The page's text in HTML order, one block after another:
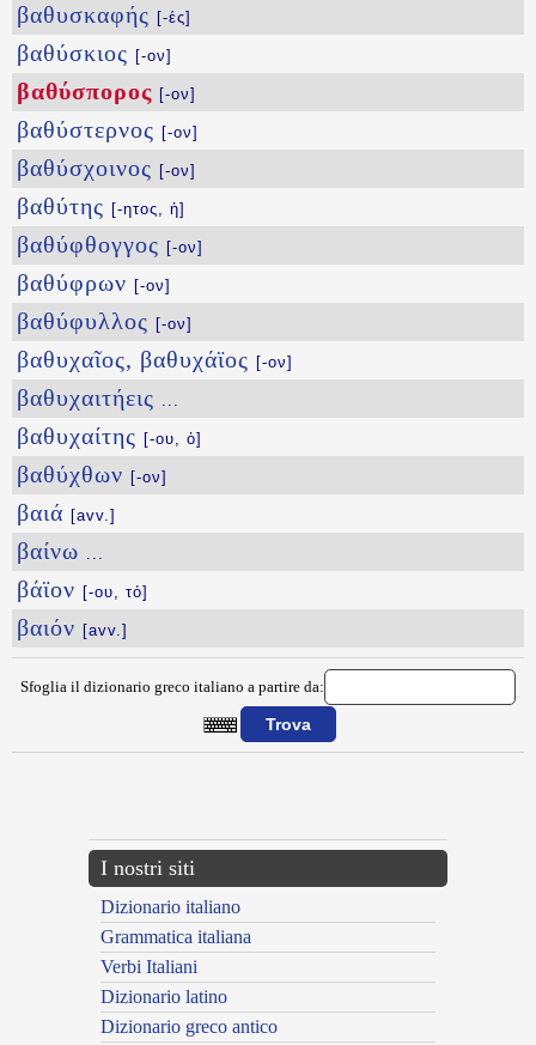
βαθυσκαφής [-ές]
βαθύσκιος [-ον]
βαθύσπορος [-ον]
βαθύστερνος [-ον]
βαθύσχοινος [-ον]
βαθύτης [-ητος, ἡ]
βαθύφθογγος [-ον]
βαθύφρων [-ον]
βαθύφυλλος [-ον]
βαθυχαῖος, βαθυχάϊος [-ον]
βαθυχαιτήεις ...
βαθυχαίτης [-ου, ὁ]
βαθύχθων [-ον]
βαιά [avv.]
βαίνω ...
βάϊον [-ου, τό]
βαιόν [avv.]
Sfoglia il dizionario greco italiano a partire da:
I nostri siti
Dizionario italiano
Grammatica italiana
Verbi Italiani
Dizionario latino
Dizionario greco antico